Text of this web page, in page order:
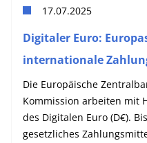
17.07.2025
Digitaler Euro:
internationale
Die Europäische
Kommission arbeiten mit
des Digitalen Euro (D€).
gesetzliches